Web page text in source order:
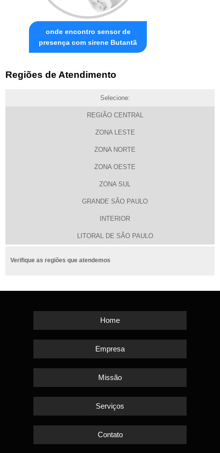
onde encontro sensor de
presença com sirene Butantã
Regiões de Atendimento
Selecione:
REGIÃO CENTRAL
ZONA LESTE
ZONA NORTE
ZONA OESTE
ZONA SUL
GRANDE SÃO PAULO
INTERIOR
LITORAL DE SÃO PAULO
Verifique as regiões que atendemos
Home
Empresa
Missão
Serviços
Contato